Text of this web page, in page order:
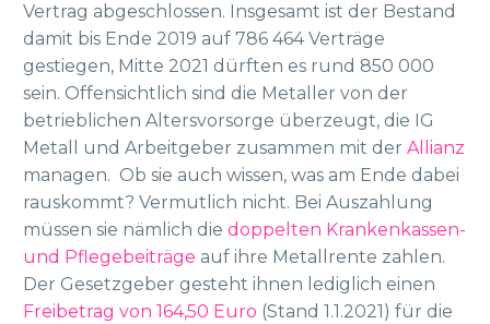
Vertrag abgeschlossen. Insgesamt ist der Bestand
damit bis Ende 2019 auf 786 464 Verträge
gestiegen, Mitte 2021 dürften es rund 850 000
sein. Offensichtlich sind die Metaller von der
betrieblichen Altersvorsorge überzeugt, die IG
Metall und Arbeitgeber zusammen mit der Allianz
managen. Ob sie auch wissen, was am Ende dabei
rauskommt? Vermutlich nicht. Bei Auszahlung
müssen sie nämlich die doppelten Krankenkassen-
und Pflegebeiträge auf ihre Metallrente zahlen.
Der Gesetzgeber gesteht ihnen lediglich einen
Freibetrag von 164,50 Euro (Stand 1.1.2021) für die